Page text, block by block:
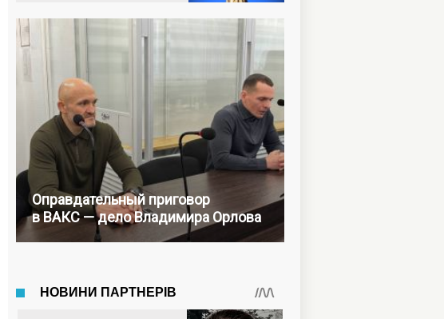
Оправдательный приговор
в ВАКС — дело Владимира Орлова